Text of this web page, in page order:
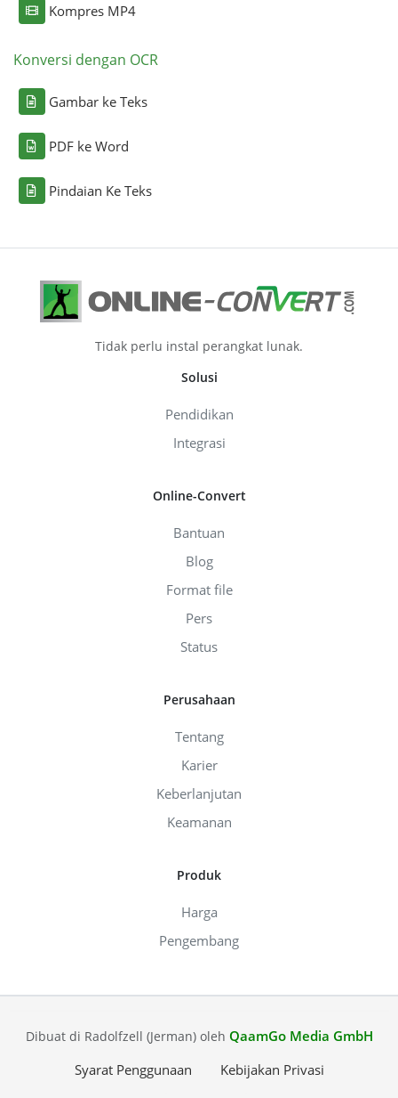
Kompres MP4
Konversi dengan OCR
Gambar ke Teks
PDF ke Word
Pindaian Ke Teks
Tidak perlu instal perangkat lunak.
Solusi
Pendidikan
Integrasi
Online-Convert
Bantuan
Blog
Format file
Pers
Status
Perusahaan
Tentang
Karier
Keberlanjutan
Keamanan
Produk
Harga
Pengembang
Dibuat di Radolfzell (Jerman) oleh QaamGo Media GmbH
Syarat Penggunaan
Kebijakan Privasi